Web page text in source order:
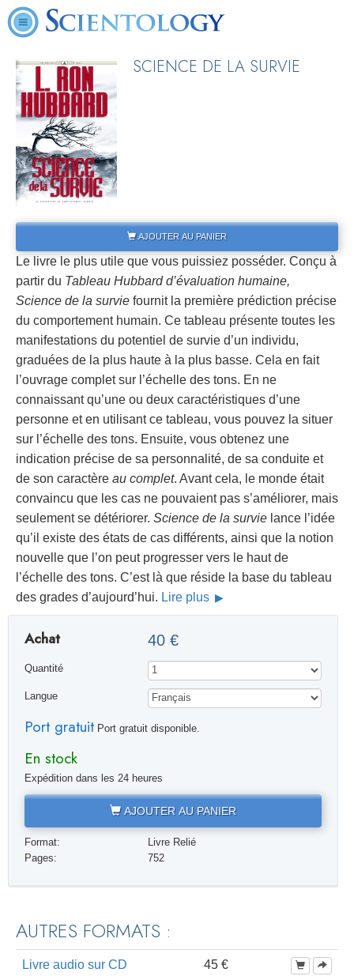
SCIENCE DE LA SURVIE
AJOUTER AU PANIER
Le livre le plus utile que vous puissiez posséder. Conçu à
partir du Tableau Hubbard d’évaluation humaine,
Science de la survie fournit la première prédiction précise
du comportement humain. Ce tableau présente toutes les
manifestations du potentiel de survie d’un individu,
graduées de la plus haute à la plus basse. Cela en fait
l’ouvrage complet sur l’échelle des tons. En ne
connaissant qu’une ou deux caractéristiques d’une
personne et en utilisant ce tableau, vous pouvez la situer
sur l’échelle des tons. Ensuite, vous obtenez une
indication précise de sa personnalité, de sa conduite et
de son caractère au complet. Avant cela, le monde était
convaincu que les cas ne pouvaient pas s’améliorer, mais
seulement se détériorer. Science de la survie lance l’idée
qu’il existe des états de cas différents, ainsi que la notion
nouvelle que l’on peut progresser vers le haut de
l’échelle des tons. C’est là que réside la base du tableau
des grades d’aujourd’hui. Lire plus
Achat 40 €
Quantité
Langue
Port gratuitPort gratuit disponible.
En stock
Expédition dans les 24 heures
AJOUTER AU PANIER
Format:
Livre Relié
Pages:
752
AUTRES FORMATS :
Livre audio sur CD 45 €